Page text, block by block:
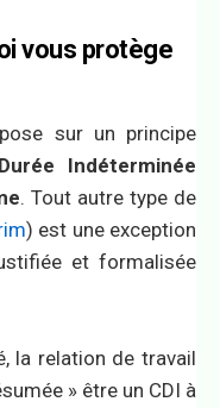
vous protège
sur un principe
Indéterminée
. Tout autre type de
) est une exception
et formalisée
la relation de travail
» être un CDI à